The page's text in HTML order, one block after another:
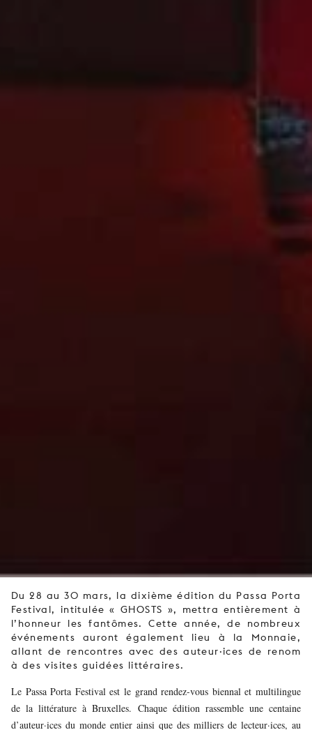
Du 28 au 30 mars, la dixième édition du Passa Porta
Festival, intitulée « GHOSTS », mettra entièrement à
l’honneur les fantômes. Cette année, de nombreux
événements auront également lieu à la Monnaie,
allant de rencontres avec des auteur·ices de renom
à des visites guidées littéraires.
Le Passa Porta Festival est le grand rendez-vous biennal et multilingue
de la littérature à Bruxelles. Chaque édition rassemble une centaine
d’auteur·ices du monde entier ainsi que des milliers de lecteur·ices, au